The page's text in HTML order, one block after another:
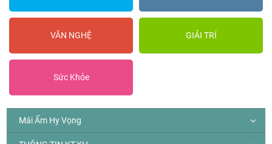
VĂN NGHỆ GIẢI TRÍ
Sức Khỏe
Mái Ấm Hy Vọng